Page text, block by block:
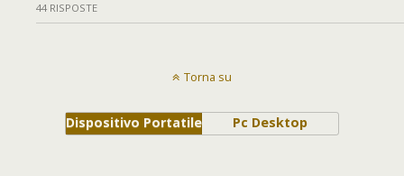
44 RISPOSTE
Torna su
Dispositivo Portatile Pc Desktop